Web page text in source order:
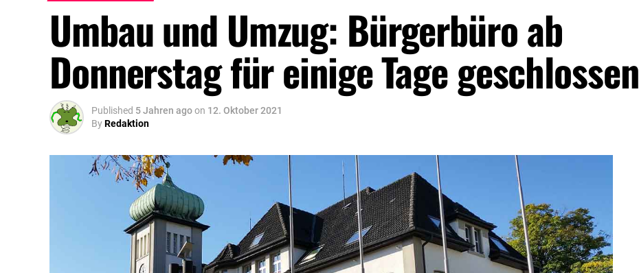
Umbau und Umzug: Bürgerbüro ab
Donnerstag für einige Tage geschlossen
Published 5 Jahren agoon 12. Oktober 2021
ByRedaktion